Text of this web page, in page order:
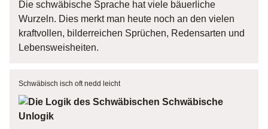
Die schwäbische Sprache hat viele bäuerliche
Wurzeln. Dies merkt man heute noch an den vielen
kraftvollen, bilderreichen Sprüchen, Redensarten und
Lebensweisheiten.
Schwäbisch isch oft nedd leicht
Schwäbische
Unlogik